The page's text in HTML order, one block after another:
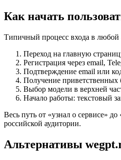
Как начать
Типичный процесс входа в любой
Переход на главную
Регистрация через email,
Подтверждение email или
Получение приветственных
Выбор модели в верхней
Начало работы: текстовый
Весь путь от «узнал о сервисе»
российской аудитории.
Альтернативы